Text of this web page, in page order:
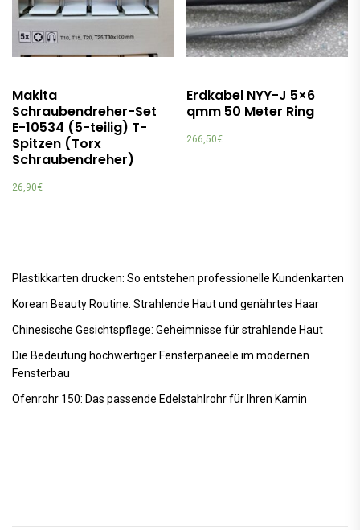
Makita
Schraubendreher-Set
E-10534 (5-teilig) T-
Spitzen (Torx
Schraubendreher)
26,90€
Erdkabel NYY-J 5×6
qmm 50 Meter Ring
266,50€
Plastikkarten drucken: So entstehen professionelle Kundenkarten
Korean Beauty Routine: Strahlende Haut und genährtes Haar
Chinesische Gesichtspflege: Geheimnisse für strahlende Haut
Die Bedeutung hochwertiger Fensterpaneele im modernen
Fensterbau
Ofenrohr 150: Das passende Edelstahlrohr für Ihren Kamin